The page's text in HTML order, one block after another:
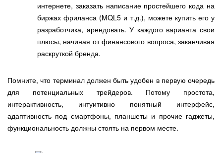
интернете, заказать написание простейшего кода на
биржах фриланса (MQL5 и т.д.), можете купить его у
разработчика, арендовать. У каждого варианта свои
плюсы, начиная от финансового вопроса, заканчивая
раскруткой бренда.
Помните, что терминал должен быть удобен в первую очередь
для потенциальных трейдеров. Потому простота,
интерактивность, интуитивно понятный интерфейс,
адаптивность под смартфоны, планшеты и прочие гаджеты,
функциональность должны стоять на первом месте.